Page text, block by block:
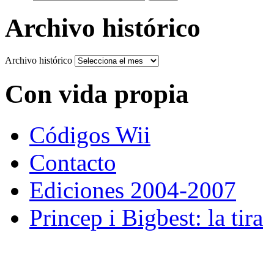
Archivo histórico
Archivo histórico
Con vida propia
Códigos Wii
Contacto
Ediciones 2004-2007
Princep i Bigbest: la tira